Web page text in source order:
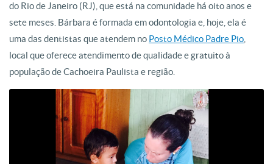
do Rio de Janeiro (RJ), que está na comunidade há oito anos e
sete meses. Bárbara é formada em odontologia e, hoje, ela é
uma das dentistas que atendem no Posto Médico Padre Pio
local que oferece atendimento de qualidade e gratuito à
população de Cachoeira Paulista e região.